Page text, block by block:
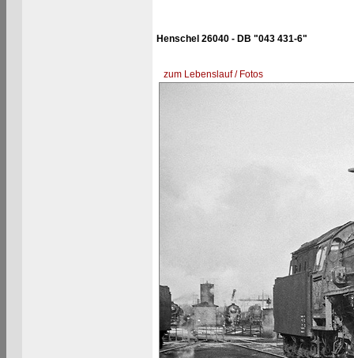
Henschel 26040 - DB "043 431-6"
zum Lebenslauf / Fotos